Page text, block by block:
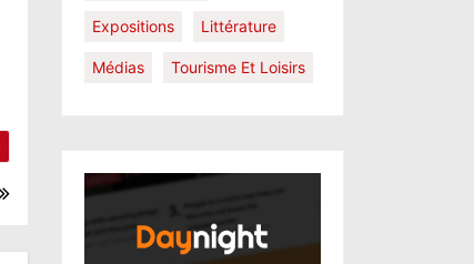
Expositions Littérature
Médias Tourisme Et Loisirs